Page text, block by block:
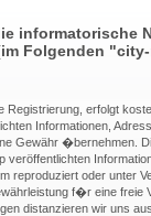
informatorische
Folgenden
Registrierung, erfolgt
Informationen,
Gewähr �bernehmen.
reproduziert oder unter
f�r eine freie
distanzieren wir uns